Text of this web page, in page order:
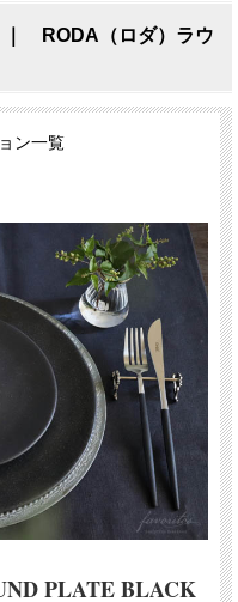
｜ RODA（ロダ）ラウ
ン一覧
PLATE BLACK